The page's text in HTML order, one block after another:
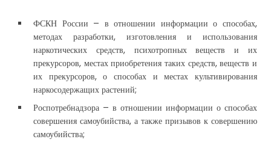
ФСКН России – в отношении информации о способах,
методах разработки, изготовления и использования
наркотических средств, психотропных веществ и их
прекурсоров, местах приобретения таких средств, веществ и
их прекурсоров, о способах и местах культивирования
наркосодержащих растений;
Роспотребнадзора – в отношении информации о способах
совершения самоубийства, а также призывов к совершению
самоубийства;